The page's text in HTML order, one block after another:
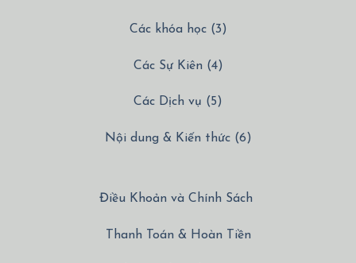
Các khóa học (3)
Các Sự Kiên (4)
Các Dịch vụ (5)
Nội dung & Kiến thức (6)
Điều Khoản và Chính Sách
Thanh Toán & Hoàn Tiền